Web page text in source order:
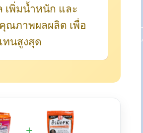
เพิ่มน้ำหนัก และ
ณภาพผลผลิต เพื่อ
นสูงสุด